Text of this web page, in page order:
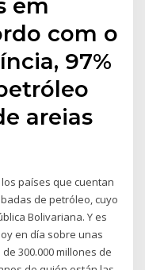
com o
97%
areias
países que cuentan
de petróleo, cuyo
Bolivariana. Y es
en día sobre unas
300.000 millones de